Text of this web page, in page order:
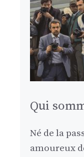
Qui
Né de la
amoureux